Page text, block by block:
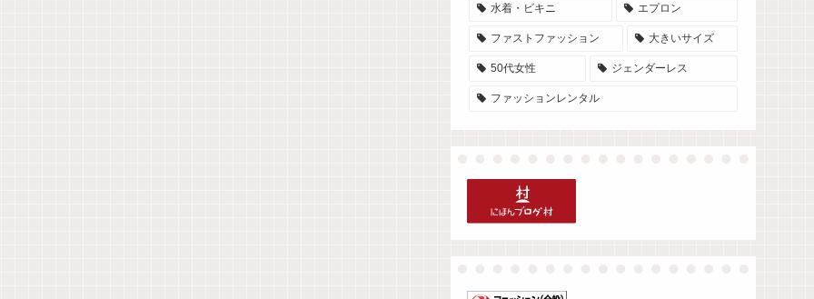
水着・ビキニ エプロン
ファストファッション 大きいサイズ
50代女性 ジェンダーレス
ファッションレンタル